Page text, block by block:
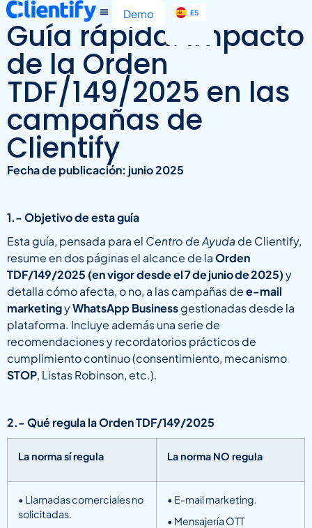
Demo ES
IT
Guía rápida: Impacto
de la Orden
TDF/149/2025 en las
campañas de
Clientify
Fecha de publicación: junio 2025
1.- Objetivo de esta guía
Esta guía, pensada para el Centro de Ayuda de Clientify,
resume en dos páginas el alcance de laOrden
TDF/149/2025 (en vigor desde el7dejuniode2025)y
detalla cómo afecta, o no, a las campañas dee-mail
marketingyWhatsApp Businessgestionadas desde la
plataforma. Incluye además una serie de
recomendaciones y recordatorios prácticos de
cumplimiento continuo (consentimiento, mecanismo
STOP, Listas Robinson, etc.).
2.- Qué regula la Orden TDF/149/2025
La norma sí regula La norma NO regula
• Llamadas comerciales no
solicitadas.
• E-mail marketing.
• Mensajería OTT